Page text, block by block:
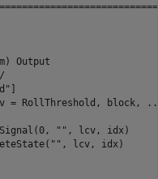
Output
= RollThreshold, block,
"", lcv, idx)
lcv, idx)